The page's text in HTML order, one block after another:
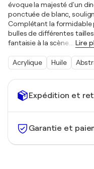
Expédition et
Garantie et
évoque la majesté d'un
ponctuée de blanc,
Complétant la formidable
bulles de différentes
fantaisie à la scène.… Lire
Acrylique Huile